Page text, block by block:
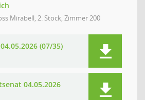
Mirabell, 2. Stock, Zimmer 200
(07/35)
04.05.2026